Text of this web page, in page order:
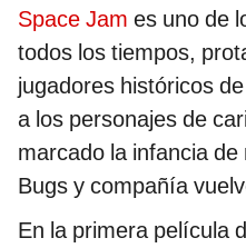
Space Jam es uno de
todos los tiempos,
jugadores históricos
a los personajes de
marcado la infancia
Bugs y compañía
En la primera película